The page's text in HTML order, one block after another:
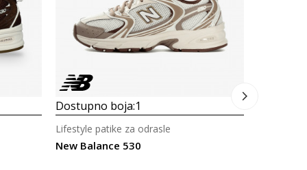
Dostupno boja:1
New Balance 530
Lifestyle patike za odrasle